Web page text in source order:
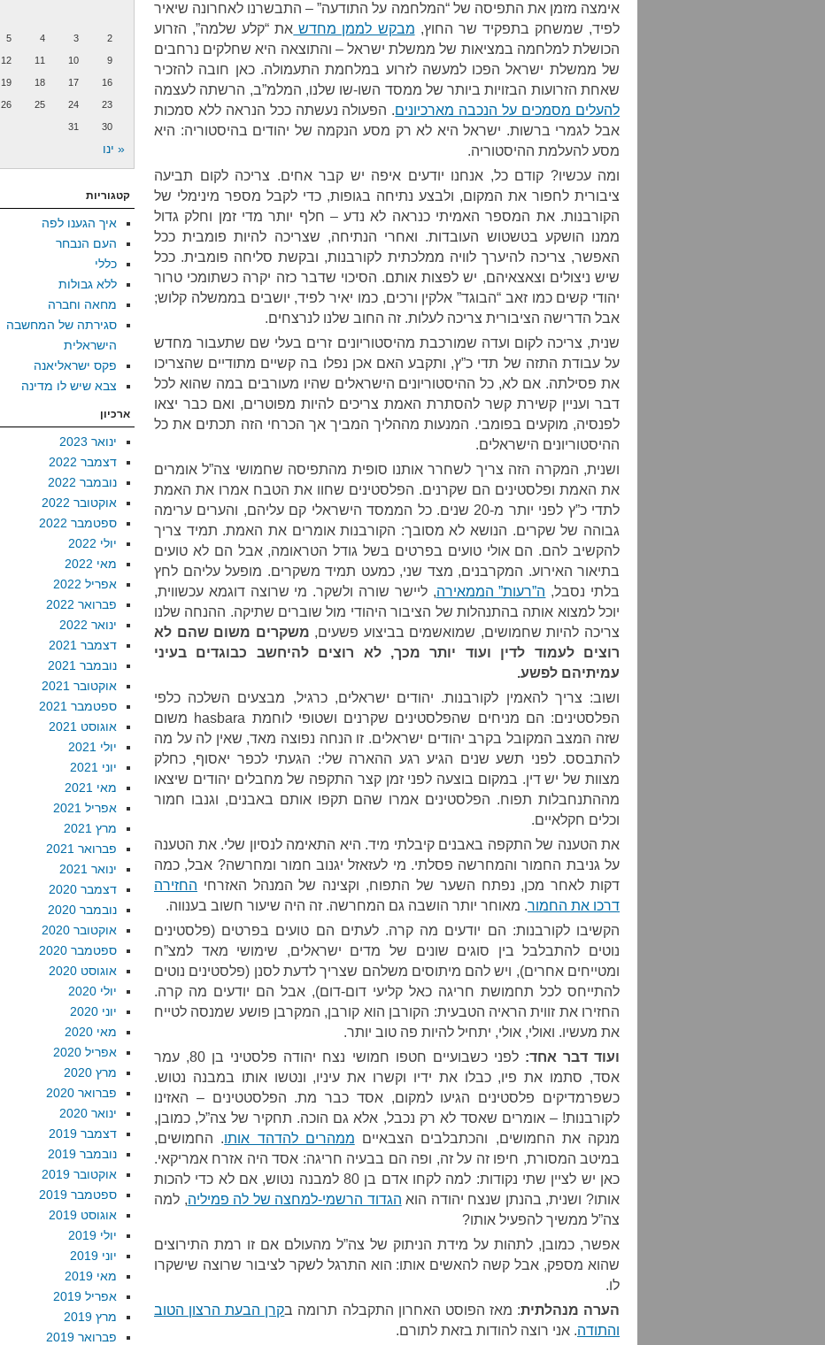
אימצה מזמן את התפיסה של “המלחמה על התודעה” – התבשרנו לאחרונה שיאיר
לפיד, שמשחק בתפקיד שר החוץ, מבקש לממן מחדש את “קלע שלמה”, הזרוע
הכושלת למלחמה במציאות של ממשלת ישראל – והתוצאה היא שחלקים נרחבים
של ממשלת ישראל הפכו למעשה לזרוע במלחמת התעמולה. כאן חובה להזכיר
שאחת הזרועות הבזויות ביותר של ממסד השו-שו שלנו, המלמ”ב, הרשתה לעצמה
להעלים מסמכים על הנכבה מארכיונים. הפעולה נעשתה ככל הנראה ללא סמכות
אבל לגמרי ברשות. ישראל היא לא רק מסע הנקמה של יהודים בהיסטוריה: היא
מסע להעלמת ההיסטוריה.
ומה עכשיו? קודם כל, אנחנו יודעים איפה יש קבר אחים. צריכה לקום תביעה
ציבורית לחפור את המקום, ולבצע נתיחה בגופות, כדי לקבל מספר מינימלי של
הקורבנות. את המספר האמיתי כנראה לא נדע – חלף יותר מדי זמן וחלק גדול
ממנו הושקע בטשטוש העובדות. ואחרי הנתיחה, שצריכה להיות פומבית ככל
האפשר, צריכה להיערך לוויה ממלכתית לקורבנות, ובקשת סליחה פומבית. ככל
שיש ניצולים וצאצאיהם, יש לפצות אותם. הסיכוי שדבר כזה יקרה כשתומכי טרור
יהודי קשים כמו זאב “הבוגד” אלקין ורכים, כמו יאיר לפיד, יושבים בממשלה קלוש;
אבל הדרישה הציבורית צריכה לעלות. זה החוב שלנו לנרצחים.
שנית, צריכה לקום ועדה שמורכבת מהיסטוריונים זרים בעלי שם שתעבור מחדש
על עבודת התזה של תדי כ”ץ, ותקבע האם אכן נפלו בה קשיים מתודיים שהצריכו
את פסילתה. אם לא, כל ההיסטוריונים הישראלים שהיו מעורבים במה שהוא לכל
דבר ועניין קשירת קשר להסתרת האמת צריכים להיות מפוטרים, ואם כבר יצאו
לפנסיה, מוקעים בפומבי. המנעות מההליך המביך אך הכרחי הזה תכתים את כל
ההיסטוריונים הישראלים.
ושנית, המקרה הזה צריך לשחרר אותנו סופית מהתפיסה שחמושי צה”ל אומרים
את האמת ופלסטינים הם שקרנים. הפלסטינים שחוו את הטבח אמרו את האמת
לתדי כ”ץ לפני יותר מ-20 שנים. כל הממסד הישראלי קם עליהם, והערים ערימה
גבוהה של שקרים. הנושא לא מסובך: הקורבנות אומרים את האמת. תמיד צריך
להקשיב להם. הם אולי טועים בפרטים בשל גודל הטראומה, אבל הם לא טועים
בתיאור האירוע. המקרבנים, מצד שני, כמעט תמיד משקרים. מופעל עליהם לחץ
בלתי נסבל, ה”רעות” הממאירה, ליישר שורה ולשקר. מי שרוצה דוגמא עכשווית,
יוכל למצוא אותה בהתנהלות של הציבור היהודי מול שוברים שתיקה. ההנחה שלנו
צריכה להיות שחמושים, שמואשמים בביצוע פשעים, משקרים משום שהם לא
רוצים לעמוד לדין ועוד יותר מכך, לא רוצים להיחשב כבוגדים בעיני
עמיתיהם לפשע.
ושוב: צריך להאמין לקורבנות. יהודים ישראלים, כרגיל, מבצעים השלכה כלפי
הפלסטינים: הם מניחים שהפלסטינים שקרנים ושטופי לוחמת hasbara משום
שזה המצב המקובל בקרב יהודים ישראלים. זו הנחה נפוצה מאד, שאין לה על מה
להתבסס. לפני תשע שנים הגיע רגע ההארה שלי: הגעתי לכפר יאסוף, כחלק
מצוות של יש דין. במקום בוצעה לפני זמן קצר התקפה של מחבלים יהודים שיצאו
מההתנחבלות תפוח. הפלסטינים אמרו שהם תקפו אותם באבנים, וגנבו חמור
וכלים חקלאיים.
את הטענה של התקפה באבנים קיבלתי מיד. היא התאימה לנסיון שלי. את הטענה
על גניבת החמור והמחרשה פסלתי. מי לעזאזל יגנוב חמור ומחרשה? אבל, כמה
דקות לאחר מכן, נפתח השער של התפוח, וקצינה של המנהל האזרחי החזירה
דרכו את החמור. מאוחר יותר הושבה גם המחרשה. זה היה שיעור חשוב בענווה.
הקשיבו לקורבנות: הם יודעים מה קרה. לעתים הם טועים בפרטים (פלסטינים
נוטים להתבלבל בין סוגים שונים של מדים ישראלים, שימושי מאד למצ”ח
ומטייחים אחרים), ויש להם מיתוסים משלהם שצריך לדעת לסנן (פלסטינים נוטים
להתייחס לכל תחמושת חריגה כאל קליעי דום-דום), אבל הם יודעים מה קרה.
החזירו את זווית הראיה הטבעית: הקורבן הוא קורבן, המקרבן פושע שמנסה לטייח
את מעשיו. ואולי, אולי, יתחיל להיות פה טוב יותר.
ועוד דבר אחד:
לפני כשבועיים חטפו חמושי נצח יהודה פלסטיני בן 80, עמר
אסד, סתמו את פיו, כבלו את ידיו וקשרו את עיניו, ונטשו אותו במבנה נטוש.
כשפרמדיקים פלסטינים הגיעו למקום, אסד כבר מת. הפלסטטינים – האזינו
לקורבנות! – אומרים שאסד לא רק נכבל, אלא גם הוכה. תחקיר של צה”ל, כמובן,
מנקה את החמושים, והכתבלבים הצבאיים ממהרים להדהד אותו. החמושים,
במיטב המסורת, חיפו זה על זה, ופה הם בבעיה חריגה: אסד היה אזרח אמריקאי.
כאן יש לציין שתי נקודות: למה לקחו אדם בן 80 למבנה נטוש, אם לא כדי להכות
אותו? ושנית, בהנתן שנצח יהודה הוא הגדוד הרשמי-למחצה של לה פמיליה, למה
צה”ל ממשיך להפעיל אותו?
אפשר, כמובן, לתהות על מידת הניתוק של צה”ל מהעולם אם זו רמת התירוצים
שהוא מספק, אבל קשה להאשים אותו: הוא התרגל לשקר לציבור שרוצה שישקרו
לו.
הערה מנהלתית: מאז הפוסט האחרון התקבלה תרומה בקרן הבעת הרצון הטוב
והתודה. אני רוצה להודות בזאת לתורם.
2
3
4
5
9
10
11
12
16
17
18
19
23
24
25
26
30
31
« ינו
קטגוריות
איך הגענו לפה
העם הנבחר
כללי
ללא גבולות
מחאה וחברה
סגירתה של המחשבה
הישראלית
פקס ישראליאנה
צבא שיש לו מדינה
ארכיון
ינואר 2023
דצמבר 2022
נובמבר 2022
אוקטובר 2022
ספטמבר 2022
יולי 2022
מאי 2022
אפריל 2022
פברואר 2022
ינואר 2022
דצמבר 2021
נובמבר 2021
אוקטובר 2021
ספטמבר 2021
אוגוסט 2021
יולי 2021
יוני 2021
מאי 2021
אפריל 2021
מרץ 2021
פברואר 2021
ינואר 2021
דצמבר 2020
נובמבר 2020
אוקטובר 2020
ספטמבר 2020
אוגוסט 2020
יולי 2020
יוני 2020
מאי 2020
אפריל 2020
מרץ 2020
פברואר 2020
ינואר 2020
דצמבר 2019
נובמבר 2019
אוקטובר 2019
ספטמבר 2019
אוגוסט 2019
יולי 2019
יוני 2019
מאי 2019
אפריל 2019
מרץ 2019
פברואר 2019